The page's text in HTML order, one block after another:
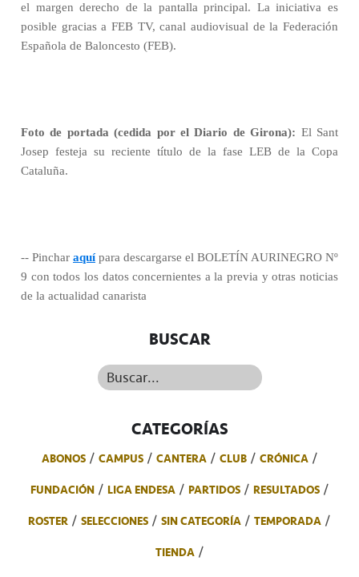
el margen derecho de la pantalla principal. La iniciativa es
posible gracias a FEB TV, canal audiovisual de la Federación
Española de Baloncesto (FEB).
Foto de portada (cedida por el Diario de Girona): El Sant
Josep festeja su reciente título de la fase LEB de la Copa
Cataluña.
-- Pinchar aquí para descargarse el BOLETÍN AURINEGRO Nº
9 con todos los datos concernientes a la previa y otras noticias
de la actualidad canarista
BUSCAR
Buscar...
CATEGORÍAS
ABONOS CAMPUS CANTERA CLUB
CRÓNICA
FUNDACIÓN
LIGA ENDESA PARTIDOS
RESULTADOS
ROSTER
SELECCIONES SIN CATEGORÍA
TEMPORADA
TIENDA